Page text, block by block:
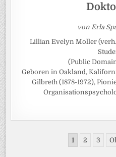
von Erla
Lillian Evelyn Moller
(Public
Geboren in Oakland,
Gilbreth (1878-1972),
1 2 3